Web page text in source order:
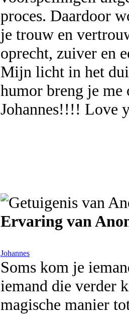
proces. Daardoor
je trouw en
oprecht, zuiver en
Mijn licht in het
humor breng je me
Johannes!!!! Love
Ervaring van
Johannes
Soms kom je
iemand die verder
magische manier